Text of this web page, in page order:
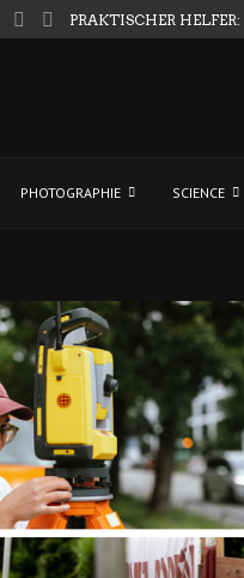
PRAKTISCHER
PHOTOGRAPHIE SCIENCE